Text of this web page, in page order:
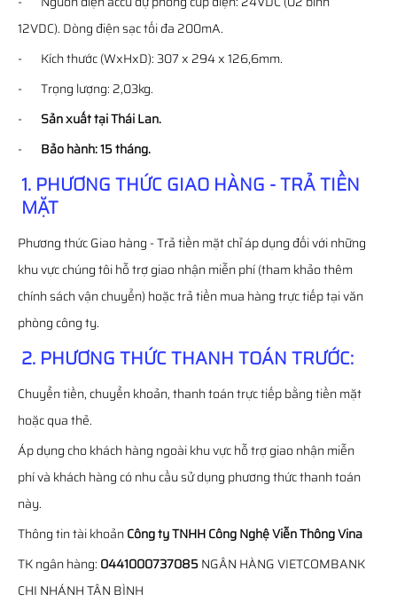
12VDC). Dòng điện sạc tối đa 200mA.
- Kích thước (WxHxD): 307 x 294 x 126,6mm.
- Trọng lượng: 2,03kg.
- Sản xuất tại Thái Lan.
- Bảo hành: 15 tháng.
1. PHƯƠNG THỨC GIAO HÀNG - TRẢ TIỀN
MẶT
Phương thức Giao hàng - Trả tiền mặt chỉ áp dụng đối với những
khu vực chúng tôi hỗ trợ giao nhận miễn phí (tham khảo thêm
chính sách vận chuyển) hoặc trả tiền mua hàng trực tiếp tại văn
phòng công ty.
2. PHƯƠNG THỨC THANH TOÁN TRƯỚC:
Chuyển tiền, chuyển khoản, thanh toán trực tiếp bằng tiền mặt
hoặc qua thẻ.
Áp dụng cho khách hàng ngoài khu vực hỗ trợ giao nhận miễn
phí và khách hàng có nhu cầu sử dụng phương thức thanh toán
này.
Thông tin tài khoảnCông ty TNHH Công Nghệ Viễn Thông Vina
TK ngân hàng: 0441000737085NGÂN HÀNG VIETCOMBANK
CHI NHÁNH TÂN BÌNH